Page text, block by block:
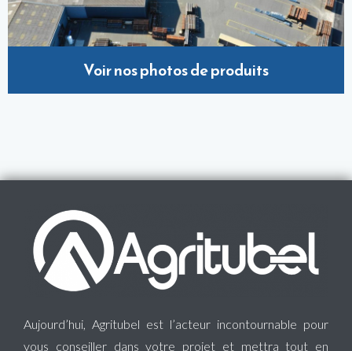
Voir nos photos de produits
Aujourd’hui, Agritubel est l’acteur incontournable pour
vous conseiller dans votre projet et mettra tout en